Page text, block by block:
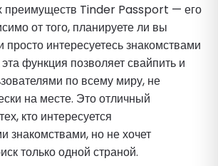
преимуществ Tinder Passport — его
от того, планируете ли вы
просто интересуетесь знакомствами
функция позволяет свайпить и
по всему миру, не
на месте. Это отличный
кто интересуется
знакомствами, но не хочет
только одной страной.